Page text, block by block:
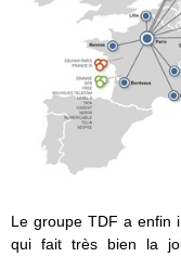
Le groupe TDF a enfin
qui fait très bien la